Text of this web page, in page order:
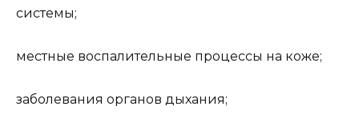
системы;
местные воспалительные процессы на коже;
заболевания органов дыхания;